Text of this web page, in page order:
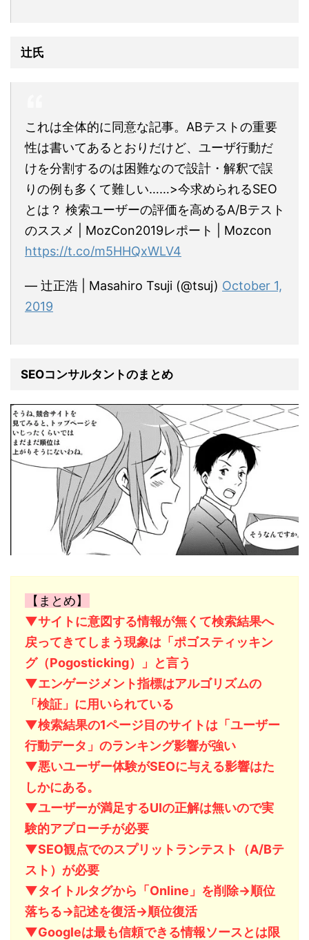
辻氏
これは全体的に同意な記事。ABテストの重要
性は書いてあるとおりだけど、ユーザ行動だ
けを分割するのは困難なので設計・解釈で誤
りの例も多くて難しい……>今求められるSEO
とは？ 検索ユーザーの評価を高めるA/Bテスト
のススメ | MozCon2019レポート | Mozcon
https://t.co/m5HHQxWLV4
— 辻正浩 | Masahiro Tsuji (@tsuj) October 1,
2019
SEOコンサルタントのまとめ
【まとめ】
▼サイトに意図する情報が無くて検索結果へ
戻ってきてしまう現象は「ポゴスティッキン
グ（Pogosticking）」と言う
▼エンゲージメント指標はアルゴリズムの
「検証」に用いられている
▼検索結果の1ページ目のサイトは「ユーザー
行動データ」のランキング影響が強い
▼悪いユーザー体験がSEOに与える影響はた
しかにある。
▼ユーザーが満足するUIの正解は無いので実
験的アプローチが必要
▼SEO観点でのスプリットランテスト（A/Bテ
スト）が必要
▼タイトルタグから「Online」を削除→順位
落ちる→記述を復活→順位復活
▼Googleは最も信頼できる情報ソースとは限